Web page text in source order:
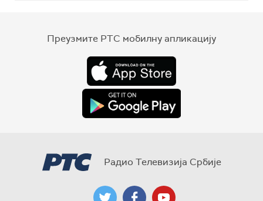
Преузмите РТС мобилну апликацију
Радио Телевизија Србије